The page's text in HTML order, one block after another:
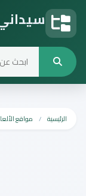
الرئيسية مواقع